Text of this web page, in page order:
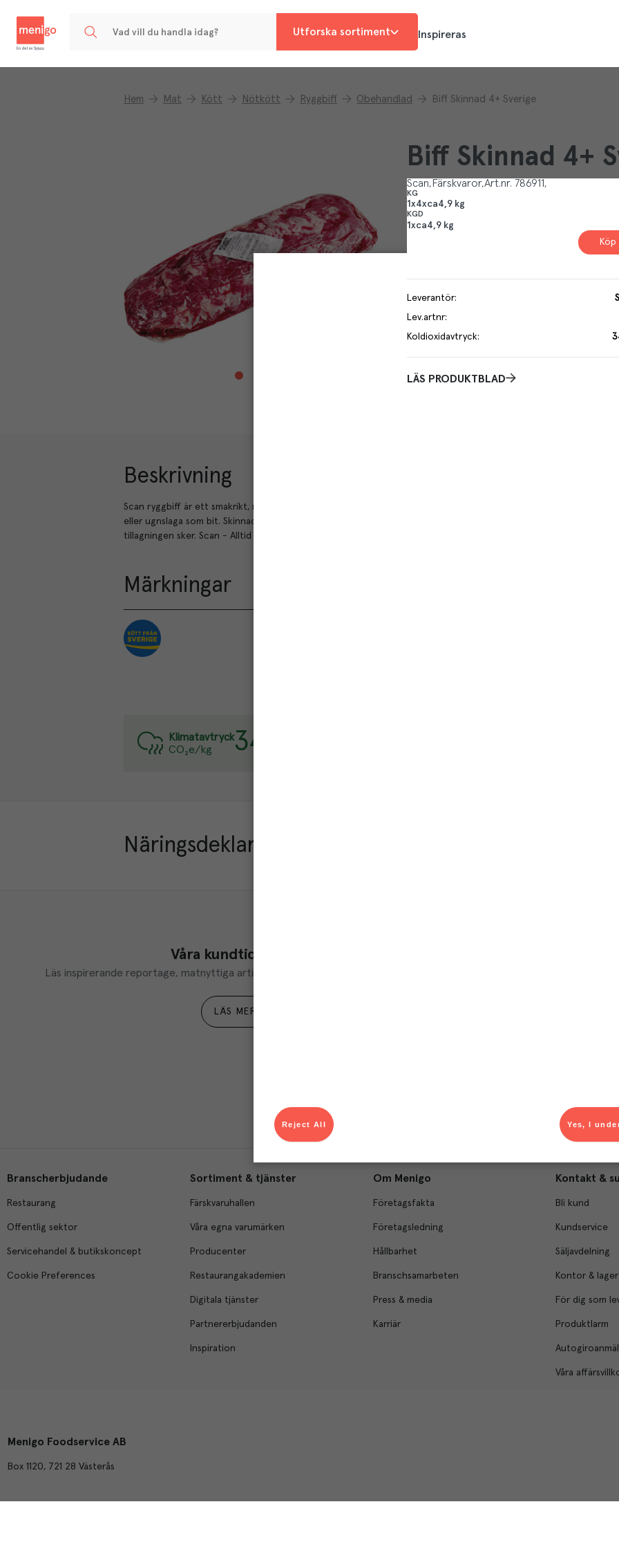
Utforska sortiment Inspireras
Hem Mat Kött Nötkött Ryggbiff Obehandlad Biff Skinnad 4+ Sverige
Biff Skinnad 4+
Scan Färskvaror Art.nr. 786911
KG
1x4xca4,9 kg
KGD
1xca4,9 kg
Köp
Leverantör:
Lev.artnr:
Koldioxidavtryck:
LÄS PRODUKTBLAD
Beskrivning
Scan ryggbiff är ett smakrikt, men samtidigt magert kött som passar både att steka som skivor
eller ugnslaga som bit. Skinnad för enkel hantering. Möras i sin förpackning ända fram till dess
tillagningen sker. Scan - Alltid svenskt kött från svenska gårdar.
Märkningar
Klimatavtryck
CO₂e/kg
34.1
Varje kilo av varan påverkar klimatet motsvarande utsläppen av
Näringsdeklaration
Våra kundtidningar
Läs inspirerande reportage, matnyttiga artiklar och ta del av aktuella kampanjer.
LÄS MER
Du som är Menigo-
Branscherbjudande
Restaurang
Offentlig sektor
Servicehandel & butikskoncept
Cookie Preferences
Sortiment & tjänster
Färskvaruhallen
Våra egna varumärken
Producenter
Restaurangakademien
Digitala tjänster
Partnererbjudanden
Inspiration
Om Menigo
Företagsfakta
Företagsledning
Hållbarhet
Branschsamarbeten
Press & media
Karriär
Kontakt &
Bli kund
Kundservice
Säljavdelning
Kontor & lager
För dig som
Produktlarm
Våra
Menigo Foodservice AB
Box 1120, 721 28 Västerås
Yes, I
Reject All